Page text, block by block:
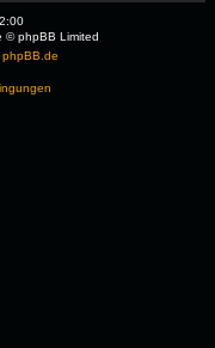
© phpBB Limited
phpBB.de